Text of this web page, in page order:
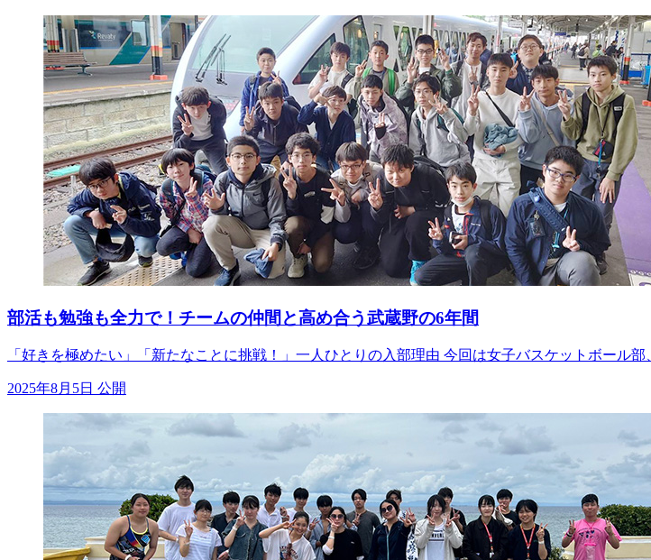
部活も勉強も全力で！チームの仲間と高め合う武蔵野の6年間
「好きを極めたい」「新たなことに挑戦！」一人ひとりの入部理由 今回は女子バスケットボー
2025年8月5日 公開